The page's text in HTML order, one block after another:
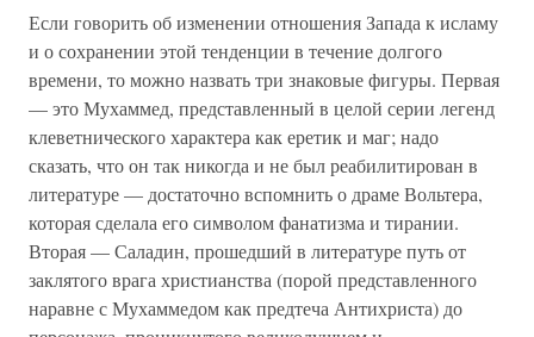
Если говорить об изменении отношения Запада к исламу
и о сохранении этой тенденции в течение долгого
времени, то можно назвать три знаковые фигуры. Первая
— это Мухаммед, представленный в целой серии легенд
клеветнического характера как еретик и маг; надо
сказать, что он так никогда и не был реабилитирован в
литературе — достаточно вспомнить о драме Вольтера,
которая сделала его символом фанатизма и тирании.
Вторая — Саладин, прошедший в литературе путь от
заклятого врага христианства (порой представленного
наравне с Мухаммедом как предтеча Антихриста) до